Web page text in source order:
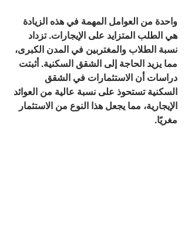
واحدة من العوامل المهمة في هذه الزيادة
هي الطلب المتزايد على الإيجارات. تزداد
نسبة الطلاب والمغتربين في المدن الكبرى،
مما يزيد الحاجة إلى الشقق السكنية. أثبتت
دراسات أن الاستثمارات في الشقق
السكنية تستحوذ على نسبة عالية من العوائد
الإيجارية، مما يجعل هذا النوع من الاستثمار
مغريًا.